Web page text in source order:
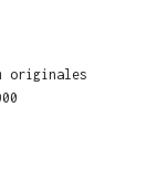
originales